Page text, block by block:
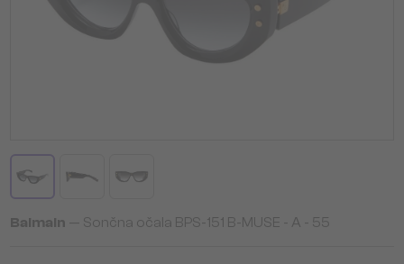
Balmain — Sončna očala BPS-151 B-MUSE - A - 55